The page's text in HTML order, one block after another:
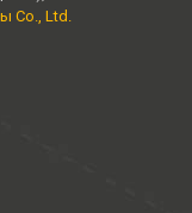
Co., Ltd.